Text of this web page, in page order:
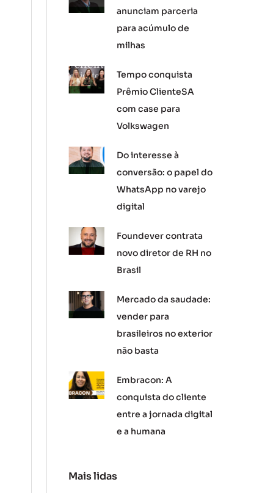
anunciam parceria
para acúmulo de
milhas
Tempo conquista
Prêmio ClienteSA
com case para
Volkswagen
Do interesse à
conversão: o papel do
WhatsApp no varejo
digital
Foundever contrata
novo diretor de RH no
Brasil
Mercado da saudade:
vender para
brasileiros no exterior
não basta
Embracon: A
conquista do cliente
entre a jornada digital
e a humana
Mais lidas